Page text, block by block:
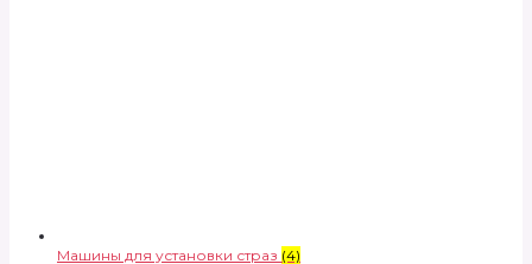
Машины для установки страз (4)